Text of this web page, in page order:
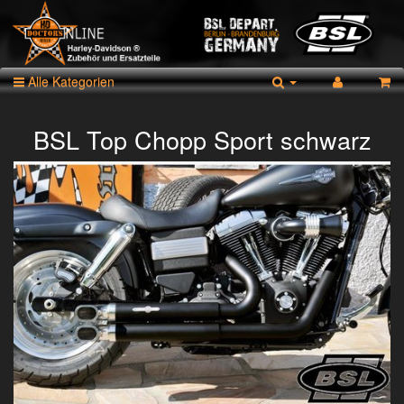
Alle Kategorien
BSL Top Chopp Sport schwarz